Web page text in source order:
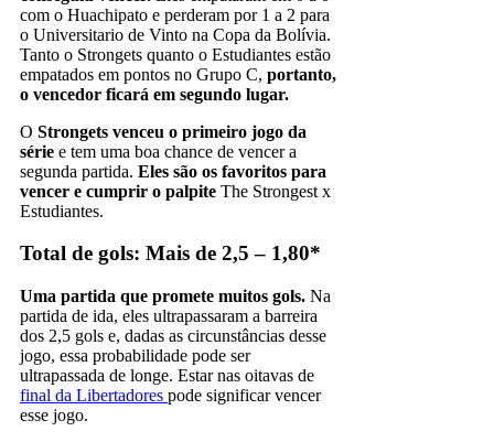
com o Huachipato e perderam por 1 a 2 para
o Universitario de Vinto na Copa da Bolívia.
Tanto o Strongets quanto o Estudiantes estão
empatados em pontos no Grupo C, portanto,
o vencedor ficará em segundo lugar.
O Strongets venceu o primeiro jogo da
série e tem uma boa chance de vencer a
segunda partida. Eles são os favoritos para
vencer e cumprir o palpite The Strongest x
Estudiantes.
Total de gols: Mais de 2,5 – 1,80*
Uma partida que promete muitos gols. Na
partida de ida, eles ultrapassaram a barreira
dos 2,5 gols e, dadas as circunstâncias desse
jogo, essa probabilidade pode ser
ultrapassada de longe. Estar nas oitavas de
final da Libertadores pode significar vencer
esse jogo.